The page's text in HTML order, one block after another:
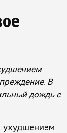
В
дождь с
ухудшением